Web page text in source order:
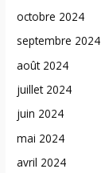
octobre 2024
septembre 2024
août 2024
juillet 2024
juin 2024
mai 2024
avril 2024